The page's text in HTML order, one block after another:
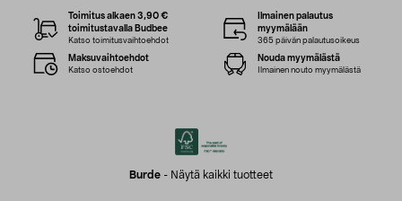
Burde - Näytä kaikki tuotteet
Toimitus alkaen 3,90 €
toimitustavalla Budbee
Katso toimitusvaihtoehdot
Ilmainen palautus
myymälään
365 päivän palautusoikeus
Maksuvaihtoehdot
Katso ostoehdot
Nouda myymälästä
Ilmainen nouto myymälästä